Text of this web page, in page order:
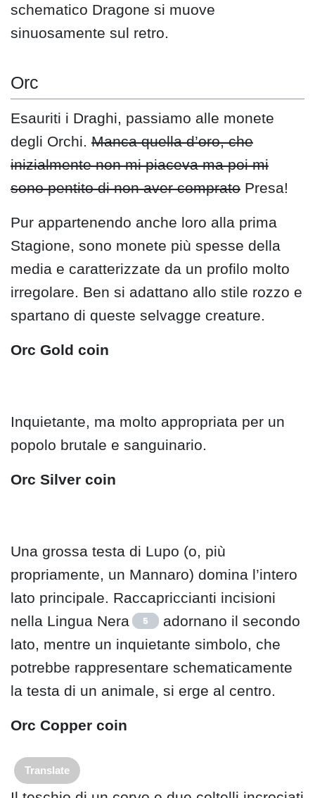
schematico Dragone si muove
sinuosamente sul retro.
Orc
Esauriti i Draghi, passiamo alle monete
degli Orchi. Manca quella d’oro, che
inizialmente non mi piaceva ma poi mi
sono pentito di non aver comprato Presa!
Pur appartenendo anche loro alla prima
Stagione, sono monete più spesse della
media e caratterizzate da un profilo molto
irregolare. Ben si adattano allo stile rozzo e
spartano di queste selvagge creature.
Orc Gold coin
Inquietante, ma molto appropriata per un
popolo brutale e sanguinario.
Orc Silver coin
Una grossa testa di Lupo (o, più
propriamente, un Mannaro) domina l’intero
lato principale. Raccapriccianti incisioni
nella Lingua Nera
5
adornano il secondo
lato, mentre un inquietante simbolo, che
potrebbe rappresentare schematicamente
la testa di un animale, si erge al centro.
Orc Copper coin
Translate